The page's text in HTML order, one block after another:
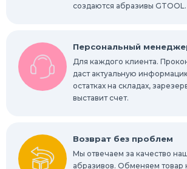
создаются абразивы GTOOL.
Персональный
Для каждого клиента.
даст актуальную
остатках на складах,
выставит счет.
Возврат без проблем
Мы отвечаем за качество
абразивов. Обменяем товар